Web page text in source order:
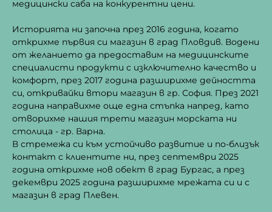
медицински саба на конкурентни цени.
Историята ни започна през 2016 година, когато
открихме първия си магазин в град Пловдив. Водени
от желанието да предоставим на медицинските
специалисти продукти с изключително качество и
комфорт, през 2017 година разширихме дейността
си, откривайки втори магазин в гр. София. През 2021
година направихме още една стъпка напред, като
отворихме нашия трети магазин морската ни
столица - гр. Варна.
В стремежа си към устойчиво развитие и по-близък
контакт с клиентите ни, през септември 2025
година открихме нов обект в град Бургас, а през
декември 2025 година разширихме мрежата си и с
магазин в град Плевен.